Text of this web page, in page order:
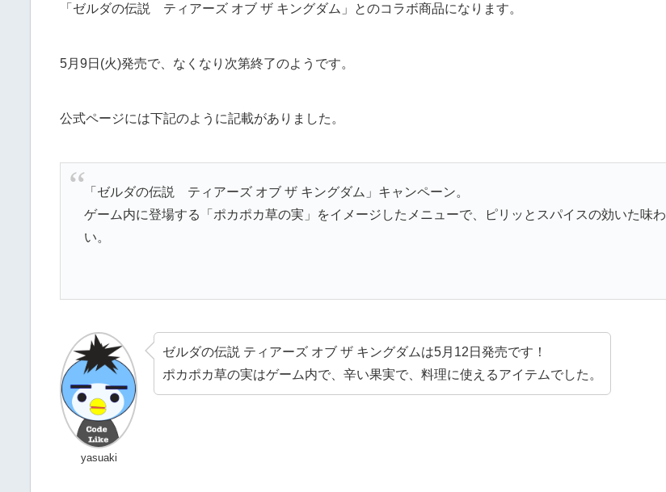
「ゼルダの伝説 ティアーズ オブ ザ キングダム」とのコラボ商品になります。
5月9日(火)発売で、なくなり次第終了のようです。
公式ページには下記のように記載がありました。
「ゼルダの伝説 ティアーズ オブ ザ キングダム」キャンペーン。
ゲーム内に登場する「ポカポカ草の実」をイメージしたメニューで、ピリッとスパイスの効いた味わ
い。
yasuaki
ゼルダの伝説 ティアーズ オブ ザ キングダムは5月12日発売です！
ポカポカ草の実はゲーム内で、辛い果実で、料理に使えるアイテムでした。